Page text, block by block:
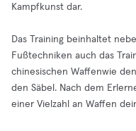
Kampfkunst dar.
Das Training beinhaltet
Fußtechniken auch das
chinesischen Waffenwie
den Säbel. Nach dem
einer Vielzahl an Waffen